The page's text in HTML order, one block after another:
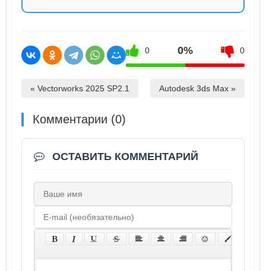
0 0% 0
« Vectorworks 2025 SP2.1 Autodesk 3ds Max »
Комментарии (0)
ОСТАВИТЬ КОММЕНТАРИЙ